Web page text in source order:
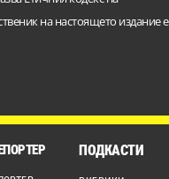
на настоящето издание е
ПОДКАСТИ